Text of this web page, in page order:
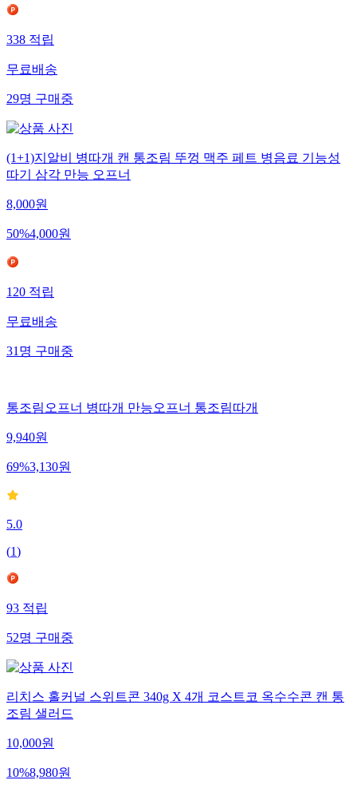
338적립
무료배송
29명구매중
(1+1)지알비 병따개 캔 통조림 뚜껑 맥주 페트 병음료 기능성
따기 삼각 만능 오프너
8,000원
50%4,000원
120적립
무료배송
31명구매중
통조림오프너 병따개 만능오프너 통조림따개
9,940원
69%3,130원
5.0
(1)
93적립
52명구매중
리치스 홀커널 스위트콘 340g X 4개 코스트코 옥수수콘 캔 통
조림 샐러드
10,000원
10%8,980원